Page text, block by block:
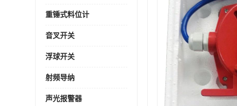
重锤式料位计
音叉开关
浮球开关
射频导纳
声光报警器